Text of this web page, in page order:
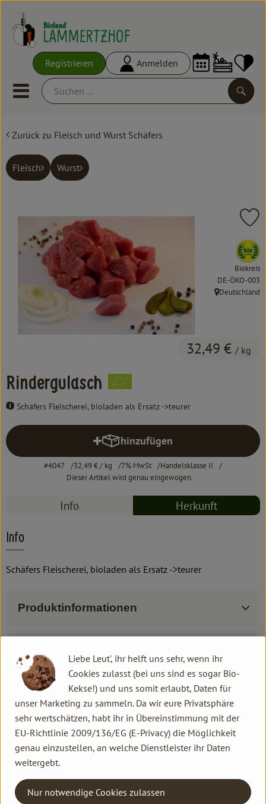
Registrieren Anmelden
Mobiles Menu öffnen oder
Ökokisten
Frisches
Vorratskammer
Großgebinde
Kochen & Backen
Süß & Pikant
Getränke
Einkaufen
Erleben
Zurück zu Fleisch und Wurst Schäfers
Fleisch Wurst
Rindergulasch
Schäfers Fleischerei, bioladen als Ersatz ->teurer
32,49 € / kg
, Verband:
Biokreis
, Kontrollstelle:
DE-ÖKO-003
, Herkunft:
Deutschland
hinzufügen
Produkt zum Warenkorb
#4047 32,49 €/ kg 7% MwSt
Handelsklasse II
Dieser Artikel wird genau eingewogen.
Info Herkunft
Info
Schäfers Fleischerei, bioladen als Ersatz ->teurer
Produktinformationen
Zutaten
Produktdatenblatt
Herkunft
Hersteller: bioladen
Liebe Leut', ihr helft uns sehr, wenn ihr
Cookies zulasst (bei uns sind es sogar Bio-
Kekse!) und uns somit erlaubt, Daten für
unser Marketing zu sammeln. Da wir eure Privatsphäre
sehr wertschätzen, habt ihr in Übereinstimmung mit der
EU-Richtlinie 2009/136/EG (E-Privacy) die Möglichkeit
genau einzustellen, an welche Dienstleister ihr Daten
weitergebt.
Nur notwendige Cookies zulassen